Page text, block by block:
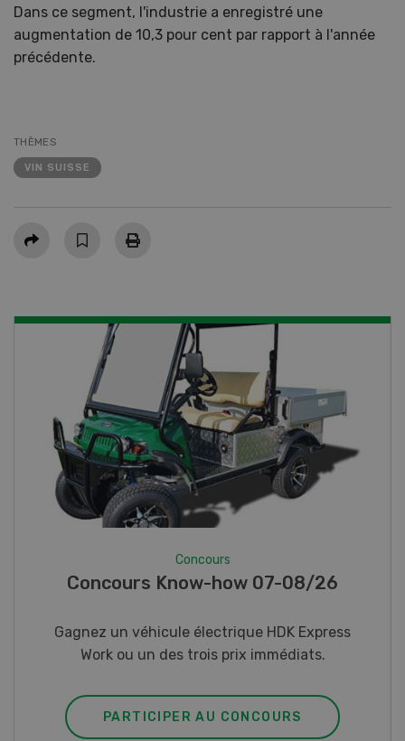
Dans ce segment, l'industrie a enregistré une
augmentation de 10,3 pour cent par rapport à l'année
précédente.
THÈMES
VIN SUISSE
Partager
Concours
Concours Know-how 07-08/26
Gagnez un véhicule électrique HDK Express
Work ou un des trois prix immédiats.
PARTICIPER AU CONCOURS